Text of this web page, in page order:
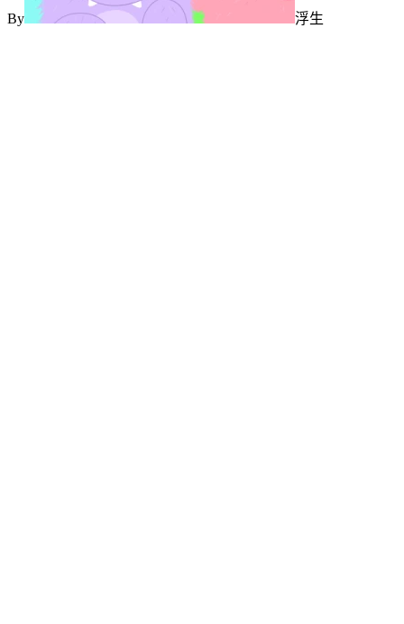
By 浮生